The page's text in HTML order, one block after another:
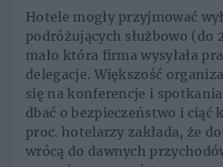
Hotele mogły przyjmować
podróżujących służbowo (do
mało która firma wysyłała
delegacje. Większość
się na konferencje i
dbać o bezpieczeństwo i ciąć
proc. hotelarzy zakłada, że
wrócą do dawnych